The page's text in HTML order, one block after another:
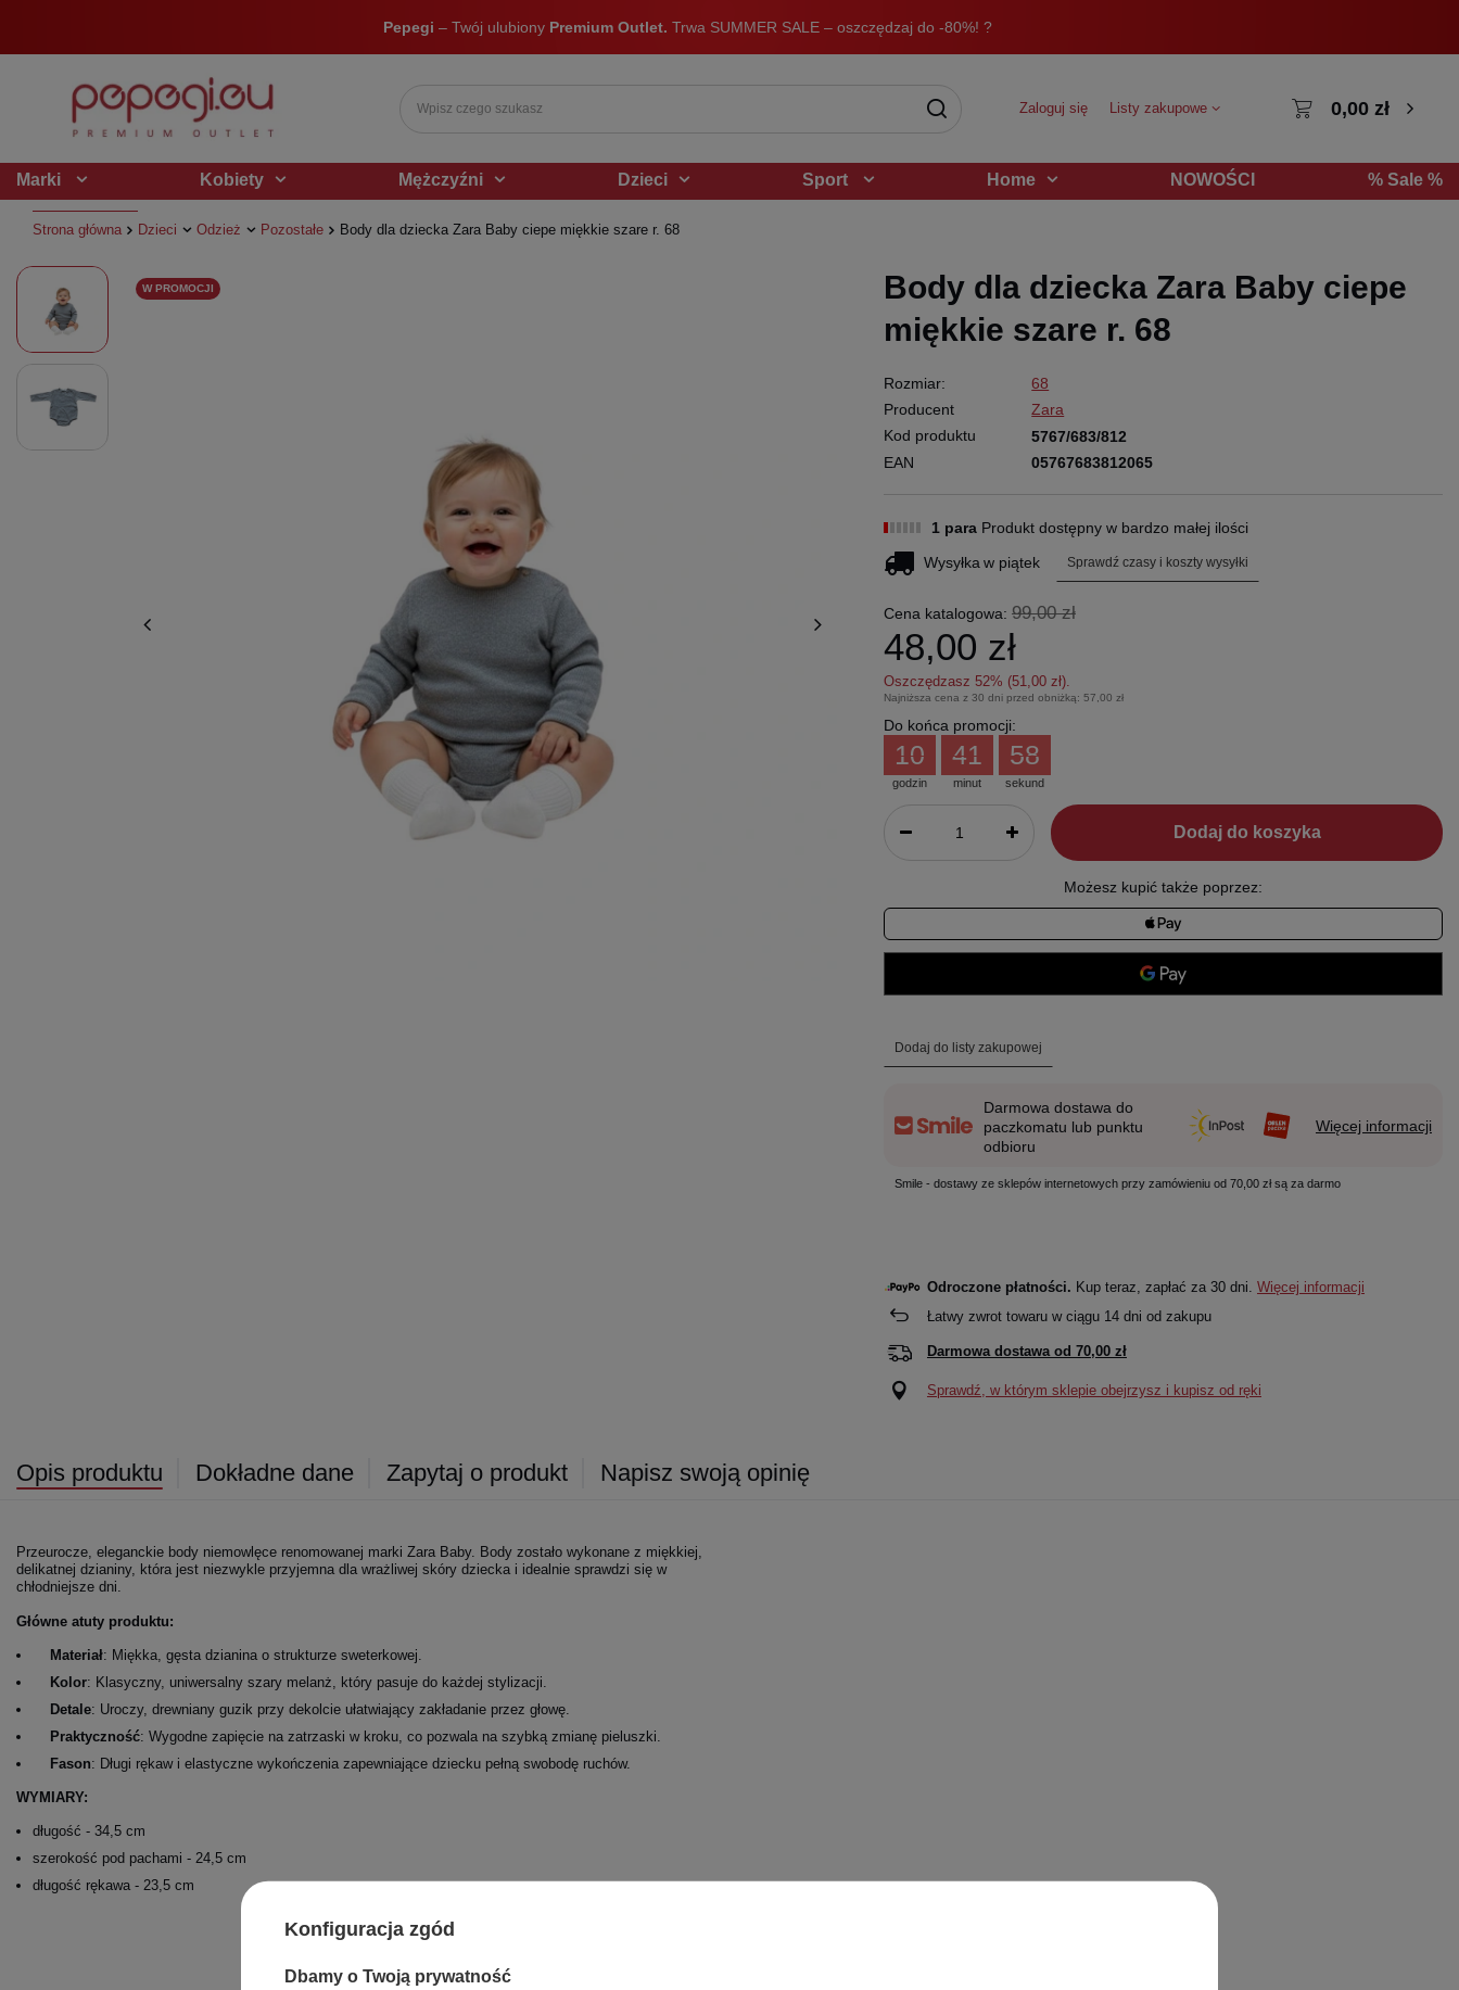
Pepegi – Twój ulubiony Premium Outlet. Trwa SUMMER SALE – oszczędzaj do -80%! ?
Zaloguj się Listy zakupowe 0,00 zł
Marki Kobiety Mężczyźni Dzieci Sport Home NOWOŚCI % Sale %
Strona główna Dzieci Odzież Pozostałe Body dla dziecka Zara Baby ciepe miękkie szare r. 68
W PROMOCJI
Body dla dziecka Zara Baby ciepe
miękkie szare r. 68
Rozmiar:
68
Producent
Zara
Kod produktu
5767/683/812
EAN
05767683812065
1 para Produkt dostępny w bardzo małej ilości
Wysyłkaw piątek Sprawdź czasy i koszty wysyłki
Cena katalogowa: 99,00 zł
48,00 zł
Oszczędzasz 52% (51,00 zł).
Najniższa cena z 30 dni przed obniżką: 57,00 zł
Do końca promocji:
godzin
10
minut
41
sekund
57
Dodaj do koszyka
Możesz kupić także poprzez:
Dodaj do listy zakupowej
Darmowa dostawa do
paczkomatu lub punktu
odbioru
Więcej informacji
Smile - dostawy ze sklepów internetowych przy zamówieniu od 70,00 zł są za darmo
Odroczone płatności. Kup teraz, zapłać za 30 dni. Więcej informacji
Łatwy zwrot towaru w ciągu 14dni od zakupu
Darmowa dostawa od 70,00 zł
Sprawdź, w którym sklepie obejrzysz i kupisz od ręki
Opis produktu Dokładne dane Zapytaj o produkt Napisz swoją opinię
Przeurocze, eleganckie body niemowlęce renomowanej marki Zara Baby. Body zostało wykonane z miękkiej,
delikatnej dzianiny, która jest niezwykle przyjemna dla wrażliwej skóry dziecka i idealnie sprawdzi się w
chłodniejsze dni.
Główne atuty produktu:
Materiał: Miękka, gęsta dzianina o strukturze sweterkowej.
Kolor: Klasyczny, uniwersalny szary melanż, który pasuje do każdej stylizacji.
Detale: Uroczy, drewniany guzik przy dekolcie ułatwiający zakładanie przez głowę.
Praktyczność: Wygodne zapięcie na zatrzaski w kroku, co pozwala na szybką zmianę pieluszki.
Fason: Długi rękaw i elastyczne wykończenia zapewniające dziecku pełną swobodę ruchów.
WYMIARY:
długość - 34,5 cm
szerokość pod pachami - 24,5 cm
długość rękawa - 23,5 cm
Konfiguracja zgód
Dbamy o Twoją prywatność